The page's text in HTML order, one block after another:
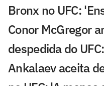
Bronx no UFC:
Conor McGregor
despedida do
Ankalaev aceita